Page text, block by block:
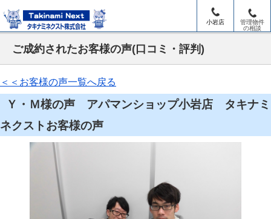
小岩店
管理物件
の相談
ご成約されたお客様の声(口コミ・評判)
＜＜お客様の声一覧へ戻る
Ｙ・Ｍ様の声 アパマンショップ小岩店 タキナミ
ネクストお客様の声